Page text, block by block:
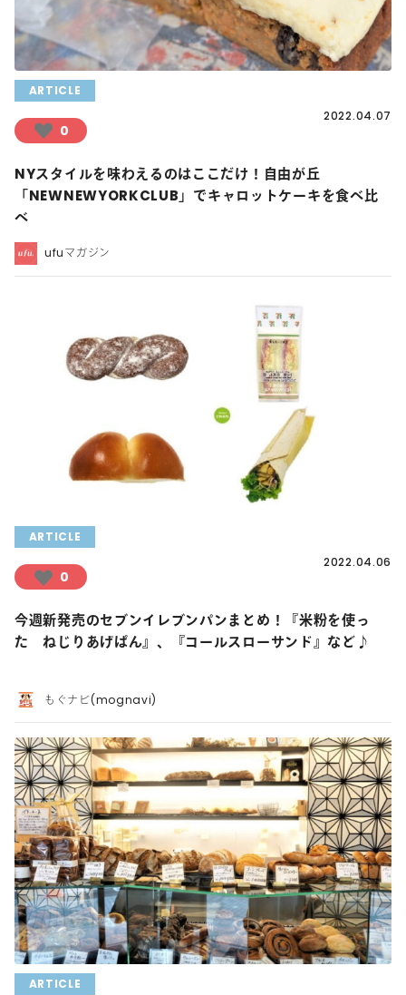
ARTICLE
0
2022.04.07
NYスタイルを味わえるのはここだけ！自由が丘
「NEWNEWYORKCLUB」でキャロットケーキを食べ比
べ
ufuマガジン
ARTICLE
0
2022.04.06
今週新発売のセブンイレブンパンまとめ！『米粉を使っ
た ねじりあげぱん』、『コールスローサンド』など♪
もぐナビ(mognavi)
ARTICLE